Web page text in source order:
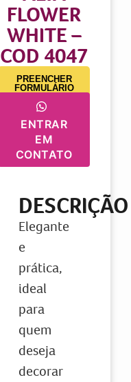
FLOWER
WHITE –
COD 4047
PREENCHER
FORMULÁRIO
ENTRAR
EM
CONTATO
DESCRIÇÃO
Elegante
e
prática,
ideal
para
quem
deseja
decorar